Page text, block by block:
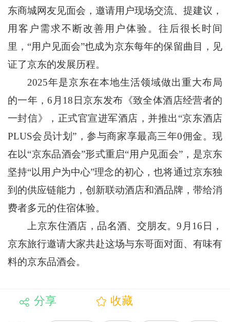
东商城网友见面会，邀请用户现场交流、提建议，
用客户需求不断改善用户体验。往后很长时间
里，“用户见面会”也成为京东每年的保留曲目，见
证了京东的发展历程。
2025年是京东在本地生活领域做出重大布局
的一年，6月18日京东发布《致全体酒店经营者的
一封信》，正式官宣进军酒店，并推出“京东酒店
PLUS会员计划”，参与商家享最高三年0佣金。现
在以“京东品酒会”形式重启“用户见面会”，是京东
坚持“以用户为中心”理念的初心，也将通过京东独
到的供应链能力，创新联动酒店和酒品牌，带给消
费者多元的住宿体验。
上京东住酒店，品名酒、交朋友。9月16日，
京东旅行邀请大家共赴这场与东哥面对面、有味有
料的京东品酒会。
分享 收藏